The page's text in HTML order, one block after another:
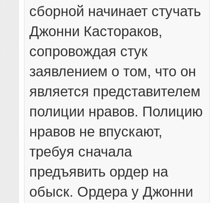
сборной начинает стучать
Джонни Кастораков,
сопровождая стук
заявлением о том, что он
является представителем
полиции нравов. Полицию
нравов не впускают,
требуя сначала
предъявить ордер на
обыск. Ордера у Джонни